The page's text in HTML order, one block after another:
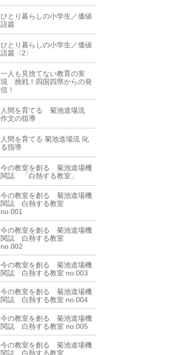
ひとり暮らしの小学生／価値
語篇
ひとり暮らしの小学生／価値
語篇〈2〉
一人も見捨てない教育の実
現 挑戦！四国四県からの発
信！
人間を育てる 菊池道場流
作文の指導
人間を育てる 菊池道場流 叱
る指導
今の教室を創る 菊池道場機
関誌 「白熱する教室」
今の教室を創る 菊池道場機
関誌 白熱する教室
no.001
今の教室を創る 菊池道場機
関誌 白熱する教室
no.002
今の教室を創る 菊池道場機
関誌 白熱する教室 no.003
今の教室を創る 菊池道場機
関誌 白熱する教室 no.004
今の教室を創る 菊池道場機
関誌 白熱する教室 no.005
今の教室を創る 菊池道場機
関誌 白熱する教室